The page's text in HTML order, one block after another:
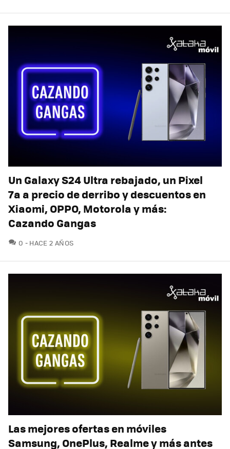
Un Galaxy S24 Ultra rebajado, un Pixel
7a a precio de derribo y descuentos en
Xiaomi, OPPO, Motorola y más:
Cazando Gangas
0 COMENTARIOS
HACE 2 AÑOS
Las mejores ofertas en móviles
Samsung, OnePlus, Realme y más antes